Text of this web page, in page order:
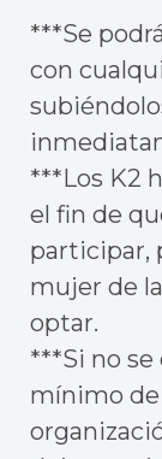
***Se
con
***Los K2
el fin de
participar,
mujer de
optar.
***Si no
mínimo de